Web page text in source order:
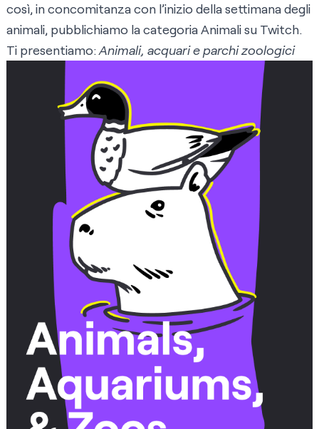
così, in concomitanza con l’inizio della settimana degli
animali, pubblichiamo la categoria Animali su Twitch.
Ti presentiamo:Animali, acquari e parchi zoologici